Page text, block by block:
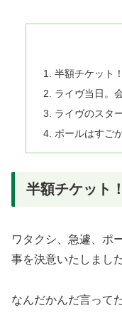
半額チケット！
ライヴ当日。
ライヴのスタ
ポールはすご
半額チケット！
ワタクシ、急遽、ポ
事を決意いたしました
なんだかんだ言って